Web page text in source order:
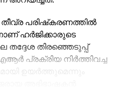
തീവ്ര പരിഷ്‌കരണത്തില്‍
ഹര്‍ജിക്കാരുടെ
തദ്ദേശ തിരഞ്ഞെടുപ്പ്
പ്രക്രിയ നിര്‍ത്തിവച്ച
ഉയര്‍ത്തുമെന്നും